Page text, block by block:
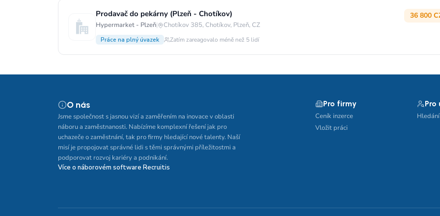
Prodavač do pekárny (Plzeň - Chotíkov)
Hypermarket - Plzeň| Chotíkov 385, Chotíkov, Plzeň, CZ
36 800
Práce na plný úvazek Zatím zareagovalo méně než 5 lidí
O nás
Jsme společnost s jasnou vizí a zaměřením na inovace v oblasti
náboru a zaměstnanosti. Nabízíme komplexní řešení jak pro
uchazeče o zaměstnání, tak pro firmy hledající nové talenty. Naší
misí je propojovat správné lidi s těmi správnými příležitostmi a
podporovat rozvoj kariéry a podnikání.
Více o náborovém software Recruitis
Pro firmy
Ceník inzerce
Vložit práci
Pro